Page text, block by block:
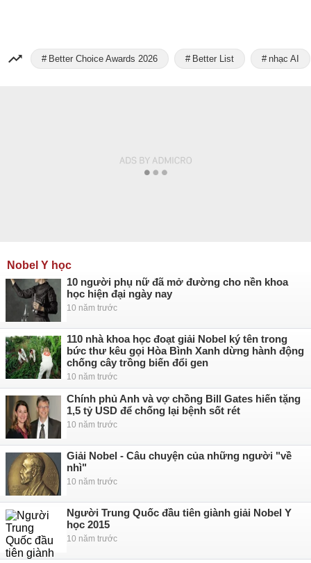
Better Choice Awards 2026 Better List nhạc AI
Nobel Y học
10 người phụ nữ đã mở đường cho nền khoa
học hiện đại ngày nay
10 năm trước
110 nhà khoa học đoạt giải Nobel ký tên trong
bức thư kêu gọi Hòa Bình Xanh dừng hành động
chống cây trồng biến đổi gen
10 năm trước
Chính phủ Anh và vợ chồng Bill Gates hiến tặng
1,5 tỷ USD để chống lại bệnh sốt rét
10 năm trước
Giải Nobel - Câu chuyện của những người "về
nhì"
10 năm trước
Người Trung Quốc đầu tiên giành giải Nobel Y
học 2015
10 năm trước